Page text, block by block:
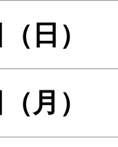
（日）
（月）